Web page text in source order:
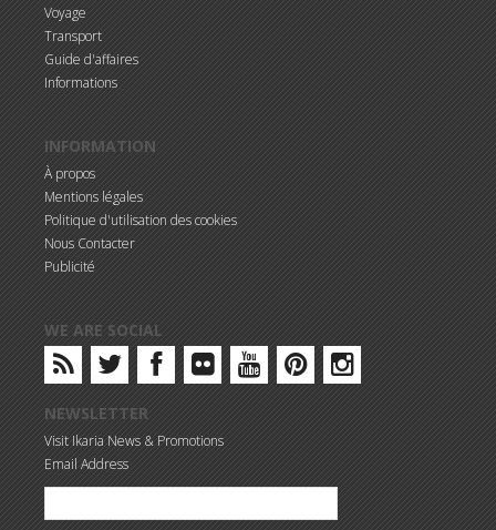
Voyage
Transport
Guide d'affaires
Informations
INFORMATION
À propos
Mentions légales
Politique d'utilisation des cookies
Nous Contacter
Publicité
WE ARE SOCIAL
NEWSLETTER
Visit Ikaria News & Promotions
Email Address